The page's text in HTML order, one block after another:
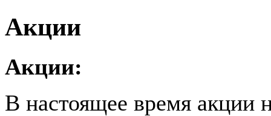
Акции
Акции:
В настоящее время акции